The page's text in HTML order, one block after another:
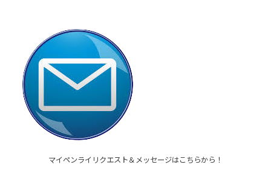
マイペンライリクエスト＆メッセージはこちらから！